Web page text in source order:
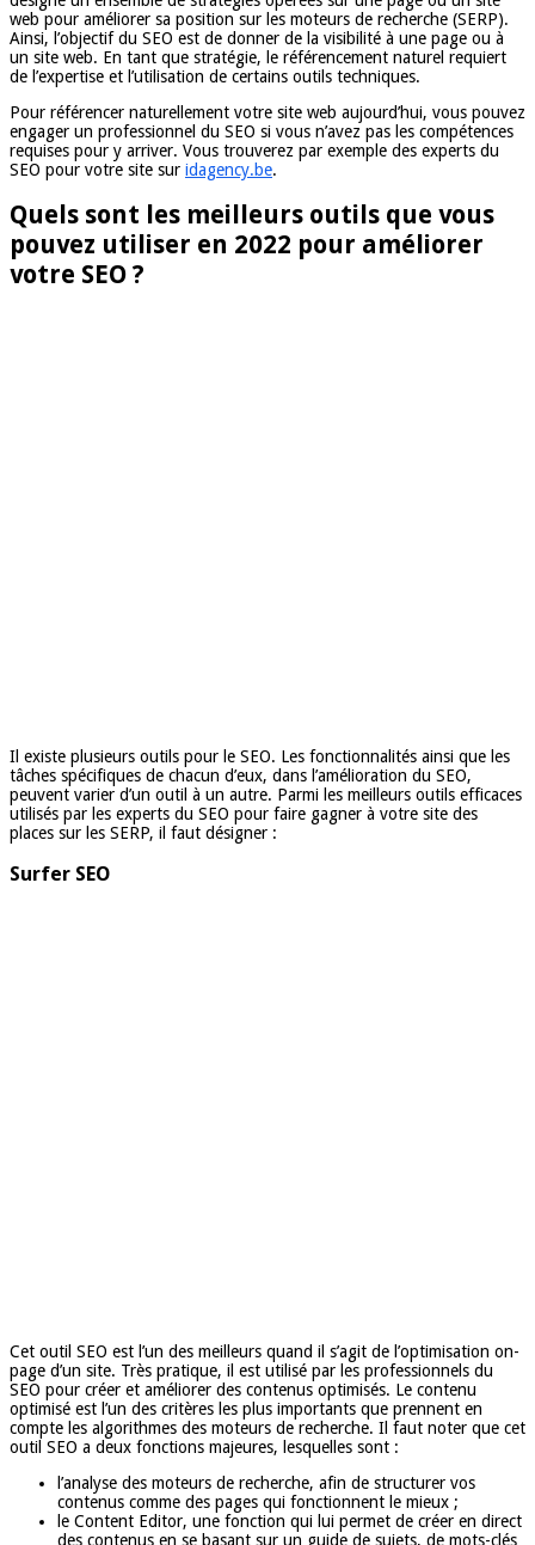
web pour améliorer sa position sur les moteurs de recherche (SERP).
Ainsi, l’objectif du SEO est de donner de la visibilité à une page ou à
un site web. En tant que stratégie, le référencement naturel requiert
de l’expertise et l’utilisation de certains outils techniques.
Pour référencer naturellement votre site web aujourd’hui, vous pouvez
engager un professionnel du SEO si vous n’avez pas les compétences
requises pour y arriver. Vous trouverez par exemple des experts du
SEO pour votre site sur idagency.be.
Quels sont les meilleurs outils que vous
pouvez utiliser en 2022 pour améliorer
votre SEO ?
Il existe plusieurs outils pour le SEO. Les fonctionnalités ainsi que les
tâches spécifiques de chacun d’eux, dans l’amélioration du SEO,
peuvent varier d’un outil à un autre. Parmi les meilleurs outils efficaces
utilisés par les experts du SEO pour faire gagner à votre site des
places sur les SERP, il faut désigner :
Surfer SEO
Cet outil SEO est l’un des meilleurs quand il s’agit de l’optimisation on-
page d’un site. Très pratique, il est utilisé par les professionnels du
SEO pour créer et améliorer des contenus optimisés. Le contenu
optimisé est l’un des critères les plus importants que prennent en
compte les algorithmes des moteurs de recherche. Il faut noter que cet
outil SEO a deux fonctions majeures, lesquelles sont :
l’analyse des moteurs de recherche, afin de structurer vos
contenus comme des pages qui fonctionnent le mieux ;
le Content Editor, une fonction qui lui permet de créer en direct
des contenus en se basant sur un guide de sujets, de mots-clés